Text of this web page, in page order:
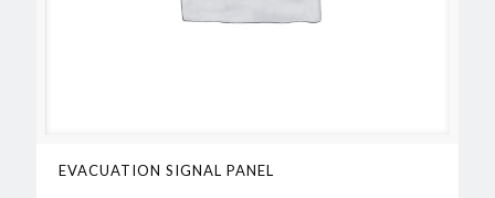
EVACUATION SIGNAL PANEL